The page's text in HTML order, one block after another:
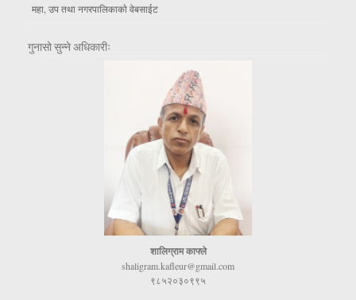
महा, उप तथा नगरपालिकाकाे वेबसाईट
गुनासो सुन्ने अधिकारीः
शालिग्राम काफ्ले
shaligram.kafleur@gmail.com
९८५२०३०९९५